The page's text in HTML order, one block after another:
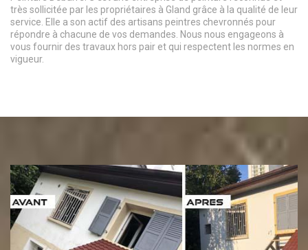
très sollicitée par les propriétaires à Gland grâce à la qualité de leur
service. Elle a son actif des artisans peintres chevronnés pour
répondre à chacune de vos demandes. Nous nous engageons à
vous fournir des travaux hors pair et qui respectent les normes en
vigueur.